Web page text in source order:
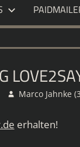
Marco Jahnke
erhalten!